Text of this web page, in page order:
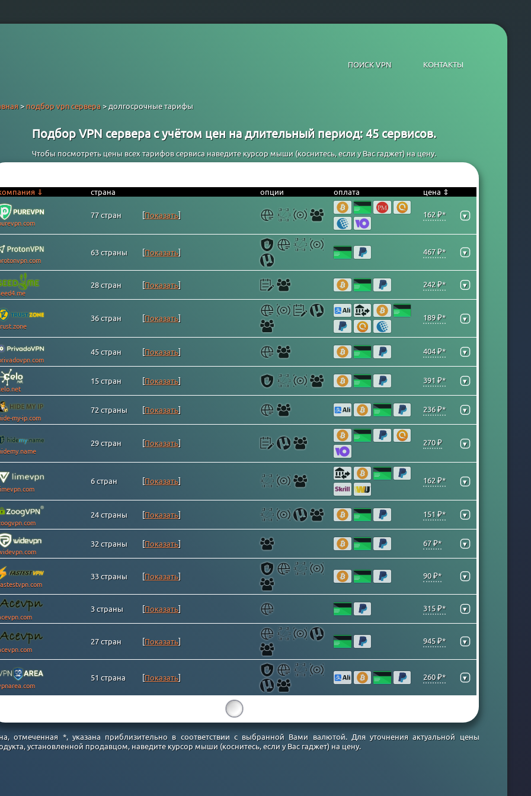
ПОИСК VPN КОНТАКТЫ
>подбор vpn сервера> долгосрочные тарифы
Подбор VPN сервера с учётом цен на длительный период: 45 сервисов.
Чтобы посмотреть цены всех тарифов сервиса наведите курсор мыши (коснитесь, если у Вас гаджет) на цену.
⇓ страна опции оплата цена ⇕
77 стран [Показать] 162 ₽* ▾
63 страны [Показать] 467 ₽* ▾
28 стран [Показать] 242 ₽* ▾
36 стран [Показать] 189 ₽* ▾
45 стран [Показать] 404 ₽* ▾
15 стран [Показать] 391 ₽* ▾
my-ip.com
72 страны [Показать] 236 ₽* ▾
29 стран [Показать] 270 ₽ ▾
6 стран [Показать] 162 ₽* ▾
24 страны [Показать] 151 ₽* ▾
32 страны [Показать] 67 ₽* ▾
33 страны [Показать] 90 ₽* ▾
3 страны [Показать] 315 ₽* ▾
27 стран [Показать] 945 ₽* ▾
51 страна [Показать] 260 ₽* ▾
отмеченная *, указана приблизительно в соответствии с выбранной Вами валютой. Для уточнения актуальной цены
установленной продавцом, наведите курсор мыши (коснитесь, если у Вас гаджет) на цену.